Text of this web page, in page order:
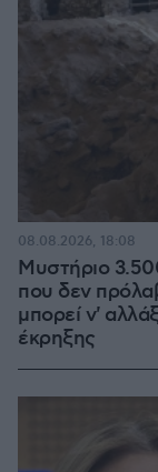
Μυστήριο
που δεν
μπορεί ν'
έκρηξης
08.08.2026, 18:08